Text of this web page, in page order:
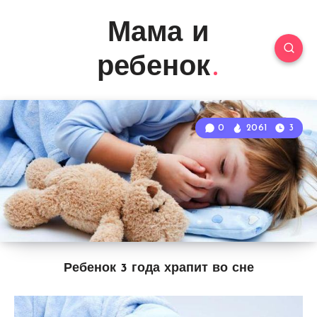
Мама и
ребенок
Ребенок 3 года храпит во сне
0 2061 3